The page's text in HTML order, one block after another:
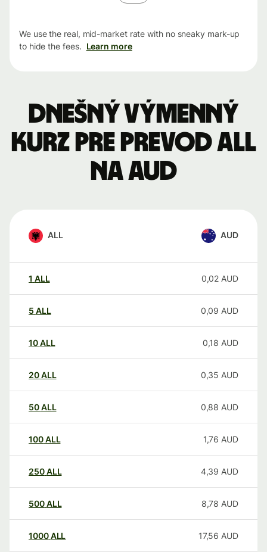
We use the real, mid-market rate with no sneaky mark-up
to hide the fees. Learn more
Dnešný výmenný
kurz pre prevod ALL
na AUD
ALL AUD
1 ALL 0,02 AUD
5 ALL 0,09 AUD
10ALL 0,18 AUD
20ALL 0,35 AUD
50ALL 0,88 AUD
100ALL 1,76 AUD
250ALL 4,39 AUD
500ALL 8,78 AUD
1000ALL 17,56 AUD